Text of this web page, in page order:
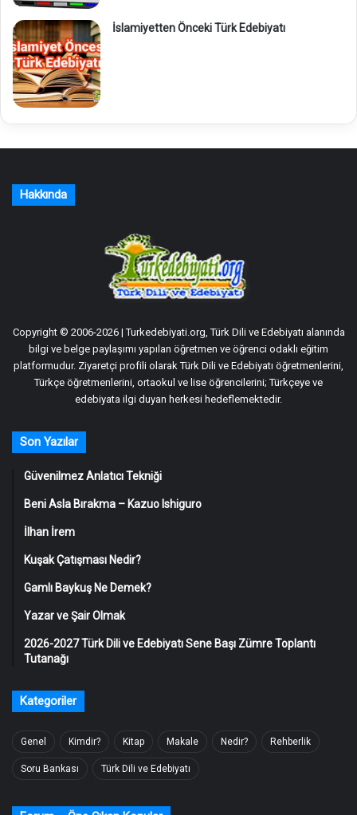
İslamiyetten Önceki Türk Edebiyatı
Hakkında
Copyright © 2006-2026 | Turkedebiyati.org, Türk Dili ve Edebiyatı alanında
bilgi ve belge paylaşımı yapılan öğretmen ve öğrenci odaklı eğitim
platformudur. Ziyaretçi profili olarak Türk Dili ve Edebiyatı öğretmenlerini,
Türkçe öğretmenlerini, ortaokul ve lise öğrencilerini; Türkçeye ve
edebiyata ilgi duyan herkesi hedeflemektedir.
Son Yazılar
Güvenilmez Anlatıcı Tekniği
Beni Asla Bırakma – Kazuo Ishiguro
İlhan İrem
Kuşak Çatışması Nedir?
Gamlı Baykuş Ne Demek?
Yazar ve Şair Olmak
2026-2027 Türk Dili ve Edebiyatı Sene Başı Zümre Toplantı
Tutanağı
Kategoriler
Genel Kimdir? Kitap Makale Nedir? Rehberlik
Soru Bankası Türk Dili ve Edebiyatı